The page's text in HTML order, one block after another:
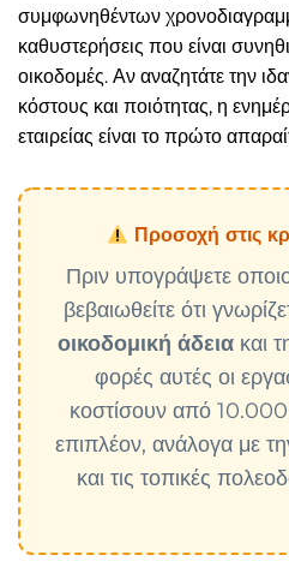
συμφωνηθέντων
καθυστερήσεις που είναι
οικοδομές. Αν αναζητάτε την
κόστους και ποιότητας, η
εταιρείας είναι το πρώτο
Προσοχή στις
Πριν υπογράψετε
βεβαιωθείτε ότι
οικοδομική άδειακαι
φορές αυτές οι
κοστίσουν από
επιπλέον, ανάλογα με
και τις τοπικές